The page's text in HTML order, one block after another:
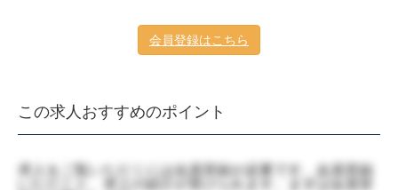
会員登録はこちら
この求人おすすめのポイント
求人をご覧いただくには会員登録が必要です。会員登録